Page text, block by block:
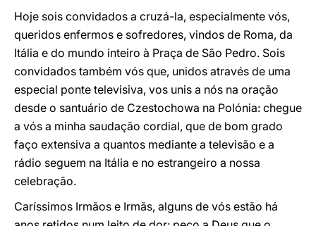
Hoje sois convidados a cruzá-la, especialmente vós,
queridos enfermos e sofredores, vindos de Roma, da
Itália e do mundo inteiro à Praça de São Pedro. Sois
convidados também vós que, unidos através de uma
especial ponte televisiva, vos unis a nós na oração
desde o santuário de Czestochowa na Polónia: chegue
a vós a minha saudação cordial, que de bom grado
faço extensiva a quantos mediante a televisão e a
rádio seguem na Itália e no estrangeiro a nossa
celebração.
Caríssimos Irmãos e Irmãs, alguns de vós estão há